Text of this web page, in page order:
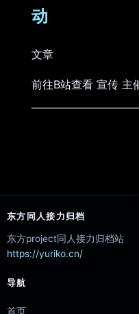
动
文章
前往B站查看 宣传 主
东方同人接力归档
东方project同人接力归档站
https://yuriko.cn/
导航
首页